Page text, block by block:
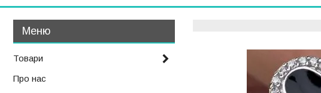
Товари
Про нас